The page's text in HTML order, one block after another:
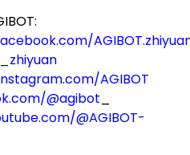
AGIBOT
@agibot
@AGIBOT-